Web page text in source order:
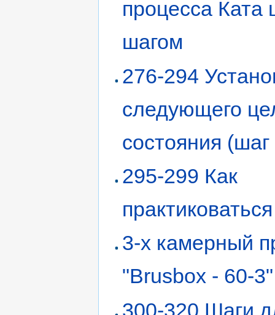
процесса Ката
шагом
276-294
следующего
состояния (шаг
295-299 Как
практиковаться
3-х камерный
"Brusbox - 60-3"
300-320 Шаги